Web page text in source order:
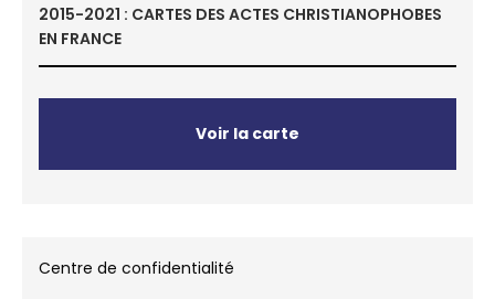
2015-2021 : CARTES DES ACTES CHRISTIANOPHOBES
EN FRANCE
Voir la carte
Centre de confidentialité